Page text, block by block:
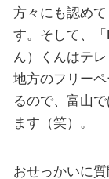
方々にも認め
す。そして、
ん）くんはテ
地方のフリー
るので、富山
ます（笑）。
おせっかいに